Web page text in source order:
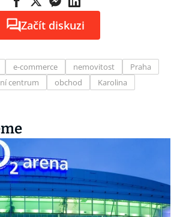
Začít diskuzi
e-commerce nemovitost
Praha
centrum obchod Karolina